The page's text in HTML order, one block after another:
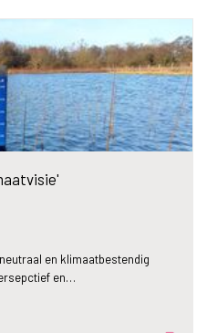
en klimaatbestendig
en…